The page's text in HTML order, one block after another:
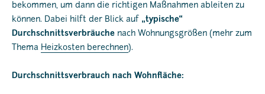
bekommen, um dann die richtigen Maßnahmen ableiten zu
können. Dabei hilft der Blick auf „typische“
Durchschnittsverbräuche nach Wohnungsgrößen (mehr zum
Thema Heizkosten berechnen).
Durchschnittsverbrauch nach Wohnfläche: